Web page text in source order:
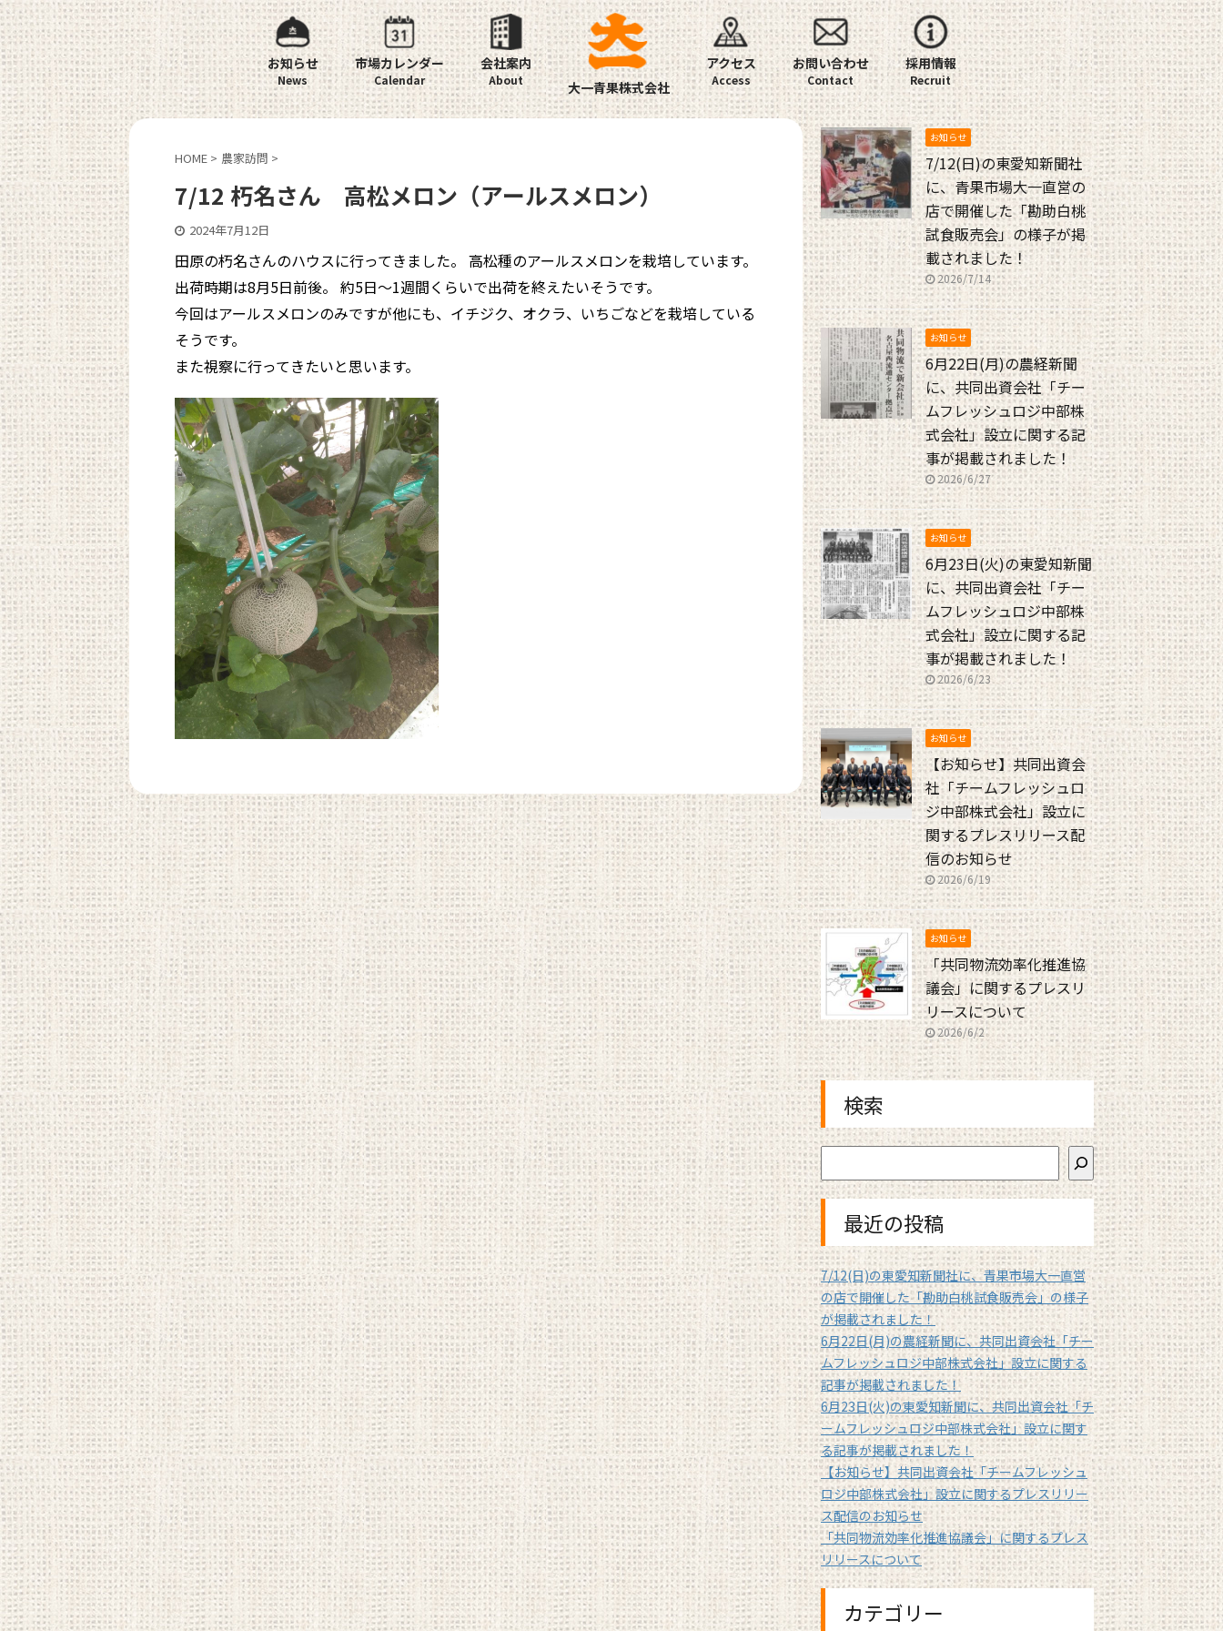
お知らせ 市場カレンダー
会社案内
大一青果株式会社
アクセス お問い合わせ 採用情報
HOME > 農家訪問 >
7/12 朽名さん 高松メロン（アールスメロン）
2024年7月12日
田原の朽名さんのハウスに行ってきました。 高松種のアールスメロンを栽培しています。
出荷時期は8月5日前後。 約5日～1週間くらいで出荷を終えたいそうです。
今回はアールスメロンのみですが他にも、イチジク、オクラ、いちごなどを栽培している
そうです。
また視察に行ってきたいと思います。
お知らせ
7/12(日)の東愛知新聞社
に、青果市場大一直営の
店で開催した「勘助白桃
試食販売会」の様子が掲
載されました！
2026/7/14
お知らせ
6月22日(月)の農経新聞
に、共同出資会社「チー
ムフレッシュロジ中部株
式会社」設立に関する記
事が掲載されました！
2026/6/27
お知らせ
6月23日(火)の東愛知新聞
に、共同出資会社「チー
ムフレッシュロジ中部株
式会社」設立に関する記
事が掲載されました！
2026/6/23
お知らせ
【お知らせ】共同出資会
社「チームフレッシュロ
ジ中部株式会社」設立に
関するプレスリリース配
信のお知らせ
2026/6/19
お知らせ
「共同物流効率化推進協
議会」に関するプレスリ
リースについて
2026/6/2
検索
最近の投稿
7/12(日)の東愛知新聞社に、青果市場大一直営
の店で開催した「勘助白桃試食販売会」の様子
が掲載されました！
6月22日(月)の農経新聞に、共同出資会社「チー
ムフレッシュロジ中部株式会社」設立に関する
記事が掲載されました！
6月23日(火)の東愛知新聞に、共同出資会社「チ
ームフレッシュロジ中部株式会社」設立に関す
る記事が掲載されました！
【お知らせ】共同出資会社「チームフレッシュ
ロジ中部株式会社」設立に関するプレスリリー
ス配信のお知らせ
「共同物流効率化推進協議会」に関するプレス
リリースについて
カテゴリー